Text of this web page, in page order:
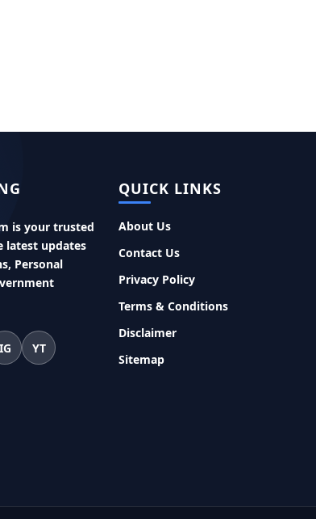
is your trusted
latest updates
Personal
IG YT
QUICK LINKS
About Us
Contact Us
Privacy Policy
Terms & Conditions
Disclaimer
Sitemap